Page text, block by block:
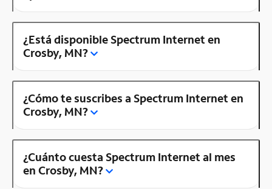
¿Está disponible Spectrum Internet en
Crosby, MN?
¿Cómo te suscribes a Spectrum Internet en
Crosby, MN?
¿Cuánto cuesta Spectrum Internet al mes
en Crosby, MN?